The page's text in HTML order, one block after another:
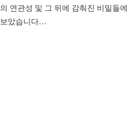
연관성 및 그 뒤에 감춰진 비밀들에
았습니다…